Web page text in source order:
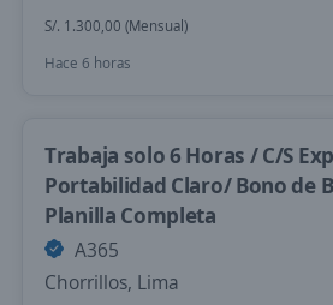
S/. 1.300,00 (Mensual)
Hace 6 horas
Trabaja solo 6 Horas / C/S
Portabilidad Claro/ Bono de
Planilla Completa
A365
Chorrillos, Lima